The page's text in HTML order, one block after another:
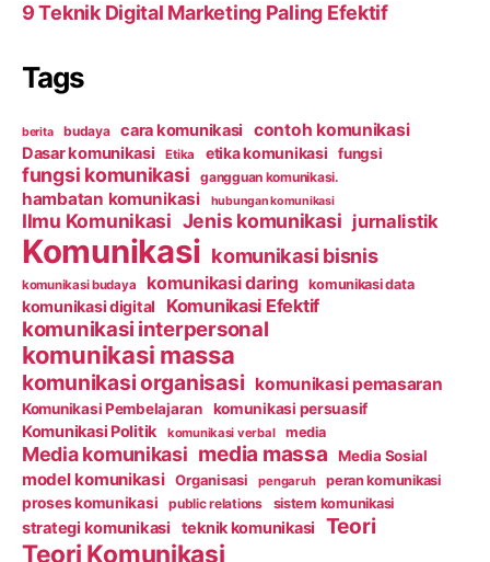
9 Teknik Digital Marketing Paling Efektif
Tags
berita budaya cara komunikasi contoh komunikasi
Dasar komunikasi Etika etika komunikasi fungsi
fungsi komunikasi gangguan komunikasi.
hambatan komunikasi hubungan komunikasi
Ilmu Komunikasi Jenis komunikasi jurnalistik
Komunikasi komunikasi bisnis
komunikasi budaya komunikasi daring komunikasi data
komunikasi digital Komunikasi Efektif
komunikasi interpersonal
komunikasi massa
komunikasi organisasi komunikasi pemasaran
Komunikasi Pembelajaran komunikasi persuasif
Komunikasi Politik komunikasi verbal media
Media komunikasi media massa Media Sosial
model komunikasi Organisasi pengaruh peran komunikasi
proses komunikasi public relations sistem komunikasi
strategi komunikasi teknik komunikasi Teori
Teori Komunikasi